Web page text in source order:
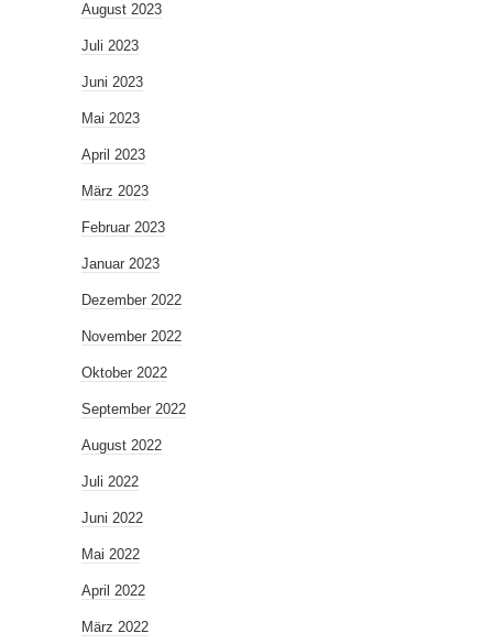
August 2023
Juli 2023
Juni 2023
Mai 2023
April 2023
März 2023
Februar 2023
Januar 2023
Dezember 2022
November 2022
Oktober 2022
September 2022
August 2022
Juli 2022
Juni 2022
Mai 2022
April 2022
März 2022